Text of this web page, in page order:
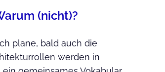
(nicht)?
plane, bald auch die
werden in